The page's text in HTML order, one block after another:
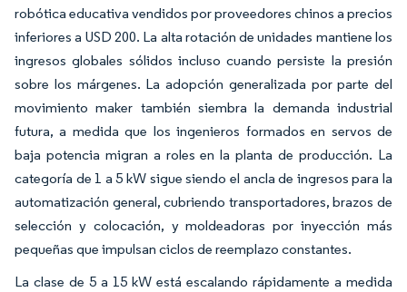
robótica educativa vendidos por proveedores chinos a precios
inferiores a USD 200. La alta rotación de unidades mantiene los
ingresos globales sólidos incluso cuando persiste la presión
sobre los márgenes. La adopción generalizada por parte del
movimiento maker también siembra la demanda industrial
futura, a medida que los ingenieros formados en servos de
baja potencia migran a roles en la planta de producción. La
categoría de 1 a 5 kW sigue siendo el ancla de ingresos para la
automatización general, cubriendo transportadores, brazos de
selección y colocación, y moldeadoras por inyección más
pequeñas que impulsan ciclos de reemplazo constantes.
La clase de 5 a 15 kW está escalando rápidamente a medida